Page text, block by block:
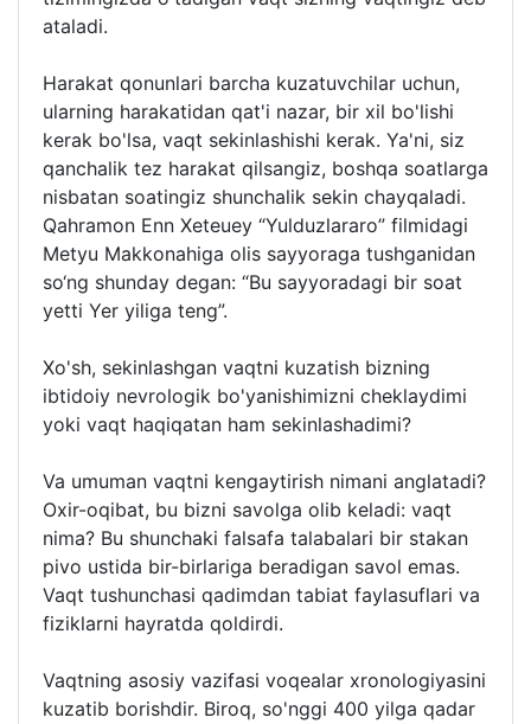
ataladi.
Harakat qonunlari barcha kuzatuvchilar uchun,
ularning harakatidan qat'i nazar, bir xil bo'lishi
kerak bo'lsa, vaqt sekinlashishi kerak. Ya'ni, siz
qanchalik tez harakat qilsangiz, boshqa soatlarga
nisbatan soatingiz shunchalik sekin chayqaladi.
Qahramon Enn Xeteuey “Yulduzlararo” filmidagi
Metyu Makkonahiga olis sayyoraga tushganidan
so‘ng shunday degan: “Bu sayyoradagi bir soat
yetti Yer yiliga teng”.
Xo'sh, sekinlashgan vaqtni kuzatish bizning
ibtidoiy nevrologik bo'yanishimizni cheklaydimi
yoki vaqt haqiqatan ham sekinlashadimi?
Va umuman vaqtni kengaytirish nimani anglatadi?
Oxir-oqibat, bu bizni savolga olib keladi: vaqt
nima? Bu shunchaki falsafa talabalari bir stakan
pivo ustida bir-birlariga beradigan savol emas.
Vaqt tushunchasi qadimdan tabiat faylasuflari va
fiziklarni hayratda qoldirdi.
Vaqtning asosiy vazifasi voqealar xronologiyasini
kuzatib borishdir. Biroq, so'nggi 400 yilga qadar